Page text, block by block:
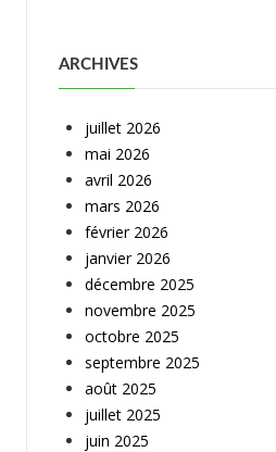
ARCHIVES
juillet 2026
mai 2026
avril 2026
mars 2026
février 2026
janvier 2026
décembre 2025
novembre 2025
octobre 2025
septembre 2025
août 2025
juillet 2025
juin 2025